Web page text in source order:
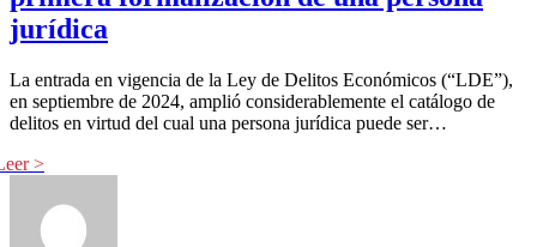
jurídica
La entrada en vigencia de la Ley de Delitos Económicos (“LDE”),
en septiembre de 2024, amplió considerablemente el catálogo de
delitos en virtud del cual una persona jurídica puede ser…